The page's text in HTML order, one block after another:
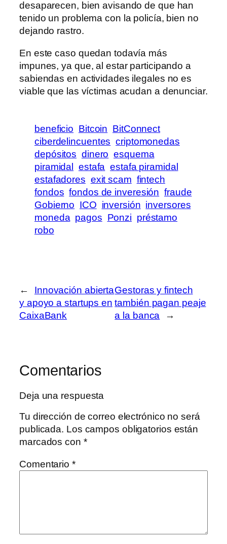
desaparecen, bien avisando de que han
tenido un problema con la policía, bien no
dejando rastro.
En este caso quedan todavía más
impunes, ya que, al estar participando a
sabiendas en actividades ilegales no es
viable que las víctimas acudan a denunciar.
beneficio Bitcoin BitConnect
ciberdelincuentes criptomonedas
depósitos dinero esquema
piramidal
estafa estafa piramidal
estafadores exit scam fintech
fondos fondos de inveresión fraude
Gobierno ICO inversión inversores
moneda pagos Ponzi préstamo
robo
←
Innovación abierta
y apoyo a startups en
CaixaBank
Gestoras y fintech
también pagan peaje
a la banca
→
Comentarios
Deja una respuesta
Tu dirección de correo electrónico no será
publicada. Los campos obligatorios están
marcados con *
Comentario *